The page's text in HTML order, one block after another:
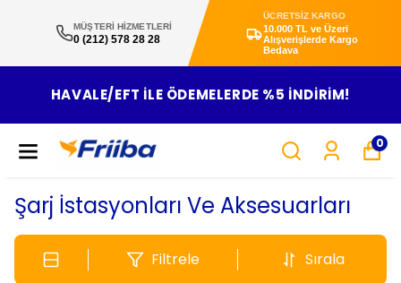
MÜŞTERİ HİZMETLERİ
0 (212) 578 28 28
ÜCRETSİZ KARGO
10.000 TL ve Üzeri
Alışverişlerde Kargo
Bedava
10.000 TL ÜZERİ ALIŞVERİŞLERDE KARGO
BEDAVA !!!
0
Şarj İstasyonları Ve Aksesuarları
Filtrele Sırala